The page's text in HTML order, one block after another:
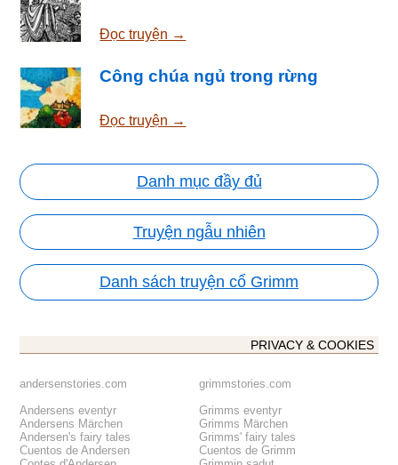
Đọc truyện →
Công chúa ngủ trong rừng
Đọc truyện →
Danh mục đầy đủ
Truyện ngẫu nhiên
Danh sách truyện cổ Grimm
PRIVACY & COOKIES
andersenstories.com
Andersens eventyr
Andersens Märchen
Andersen's fairy tales
Cuentos de Andersen
grimmstories.com
Grimms eventyr
Grimms Märchen
Grimms' fairy tales
Cuentos de Grimm